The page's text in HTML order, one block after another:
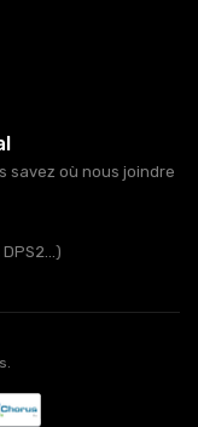
savez où nous joindre